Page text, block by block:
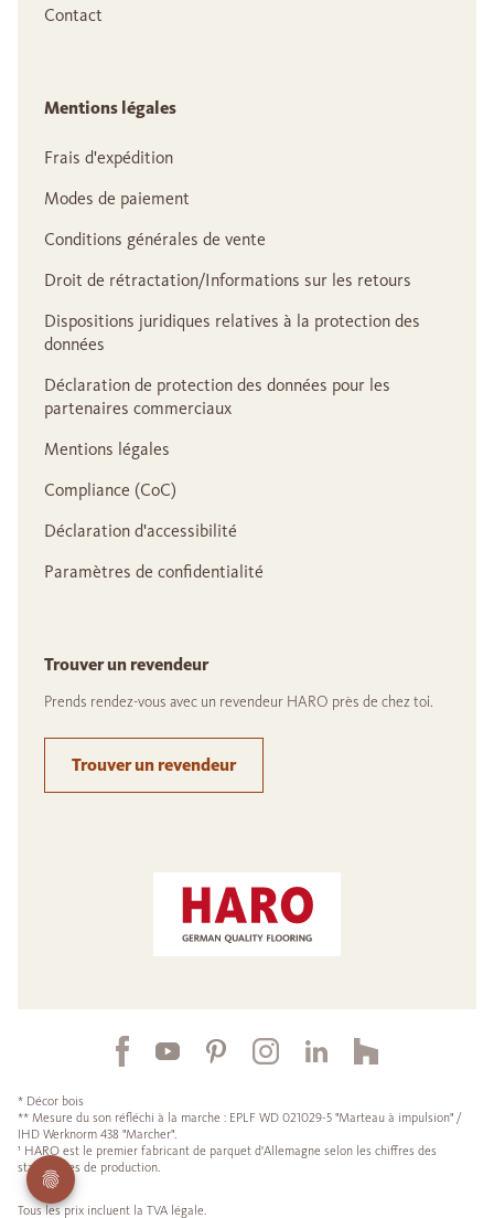
Contact
Mentions légales
Frais d'expédition
Modes de paiement
Conditions générales de vente
Droit de rétractation/Informations sur les retours
Dispositions juridiques relatives à la protection des
données
Déclaration de protection des données pour les
partenaires commerciaux
Mentions légales
Compliance (CoC)
Déclaration d'accessibilité
Paramètres de confidentialité
Trouver un revendeur
Prends rendez-vous avec un revendeur HARO près de chez toi.
Trouver un revendeur
* Décor bois
** Mesure du son réfléchi à la marche : EPLF WD 021029-5 "Marteau à impulsion" /
IHD Werknorm 438 "Marcher".
¹ HARO est le premier fabricant de parquet d'Allemagne selon les chiffres des
statistiques de production.
Tous les prix incluent la TVA légale.